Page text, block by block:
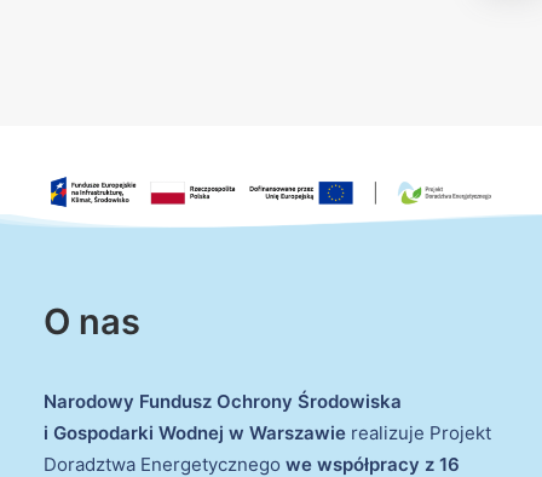
O nas
Narodowy Fundusz Ochrony Środowiska
i Gospodarki Wodnej w Warszawie realizuje Projekt
Doradztwa Energetycznego we współpracy z 16